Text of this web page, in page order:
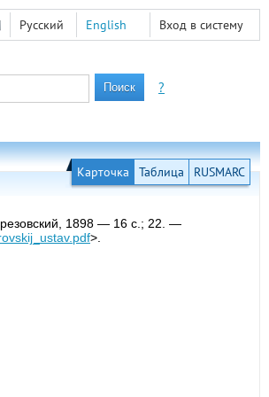
Вход в систему
Русский English
?
Карточка Таблица RUSMARC
1898 — 16 с.; 22. —
>.